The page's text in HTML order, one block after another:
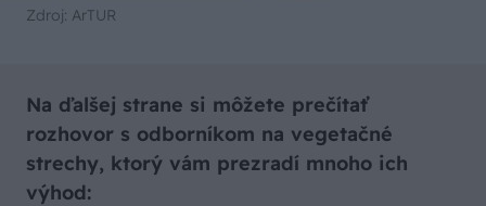
Zdroj: ArTUR
Na ďalšej strane si môžete prečítať
rozhovor s odborníkom na vegetačné
strechy, ktorý vám prezradí mnoho ich
výhod: